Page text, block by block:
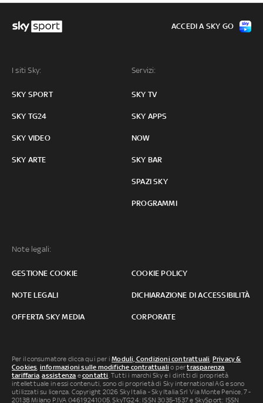
I siti Sky:
SKY SPORT
SKY TG24
SKY VIDEO
SKY ARTE
Servizi:
SKY TV
SKY APPS
NOW
SKY BAR
SPAZI SKY
PROGRAMMI
Note legali:
GESTIONE COOKIE COOKIE POLICY
NOTE LEGALI DICHIARAZIONE DI ACCESSIBILITÀ
OFFERTA SKY MEDIA CORPORATE
ACCEDI A SKY GO
Per il consumatore clicca qui per iModuli, Condizioni contrattuali Privacy &
Cookies informazioni sulle modifiche contrattuali o pertrasparenza
tariffaria ,assistenza econtatti . Tutti i marchi Sky e i diritti di proprietà
intellettuale in essi contenuti, sono di proprietà di Sky international AG e sono
utilizzati su licenza. Copyright 2026 Sky Italia - Sky Italia Srl Via Monte Penice, 7 -
20138 Milano P.IVA 04619241005. SkyTG24: ISSN 3035-1537 e SkySport: ISSN